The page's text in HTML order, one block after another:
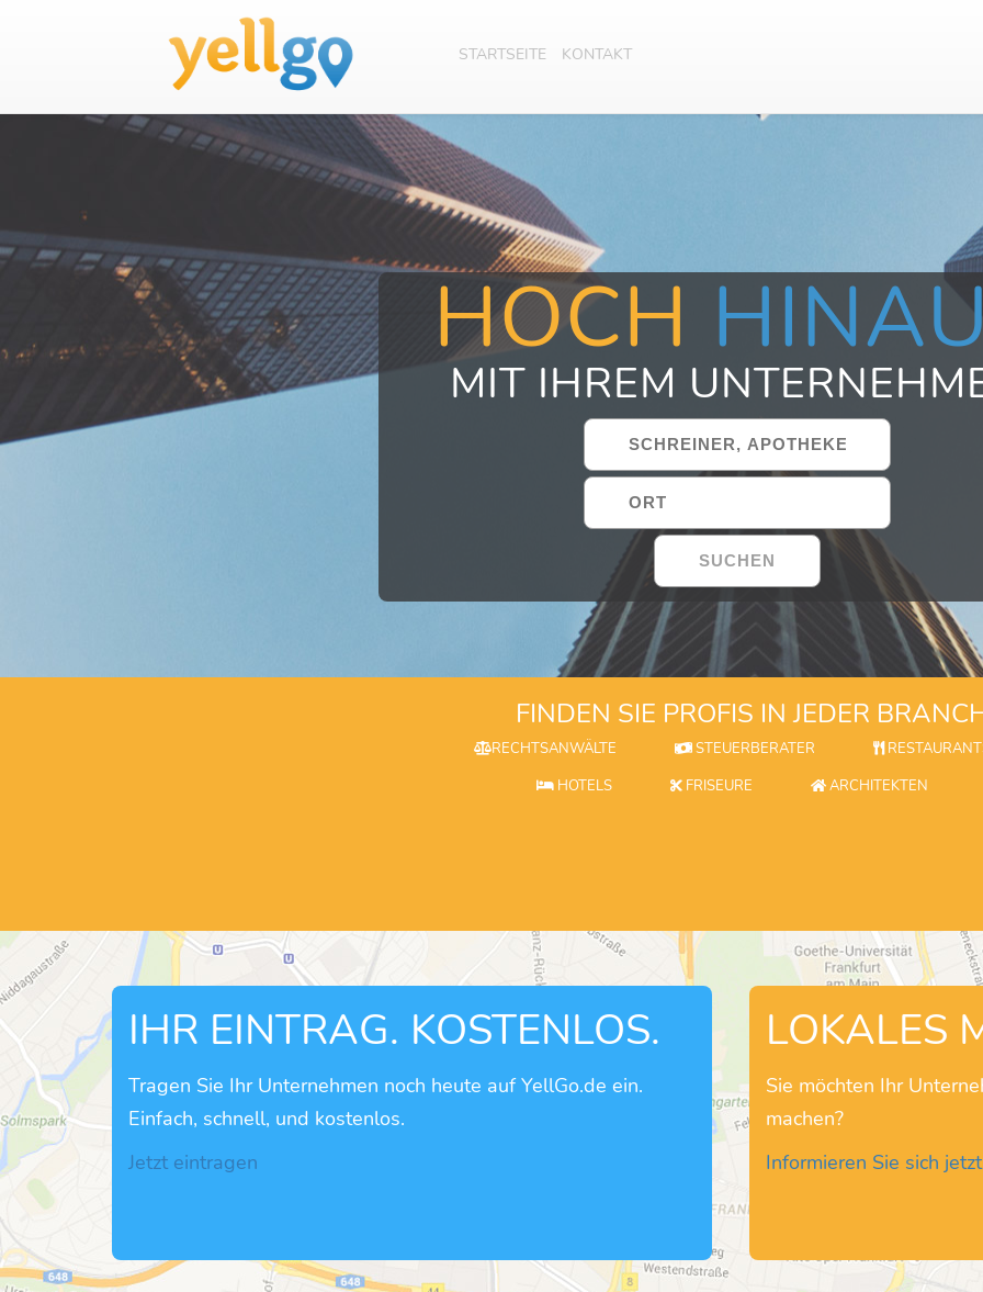
STARTSEITE KONTAKT
HOCH
MIT IHREM
FINDEN SIE PROFIS IN JEDER
RECHTSANWÄLTE STEUERBERATER
HOTELS
FRISEURE ARCHITEKTEN
IHR EINTRAG. KOSTENLOS.
Tragen Sie Ihr Unternehmen noch heute auf YellGo.de ein.
Einfach, schnell, und kostenlos.
Jetzt eintragen
LOKALES
Sie möchten Ihr
machen?
Informieren Sie sich jetzt